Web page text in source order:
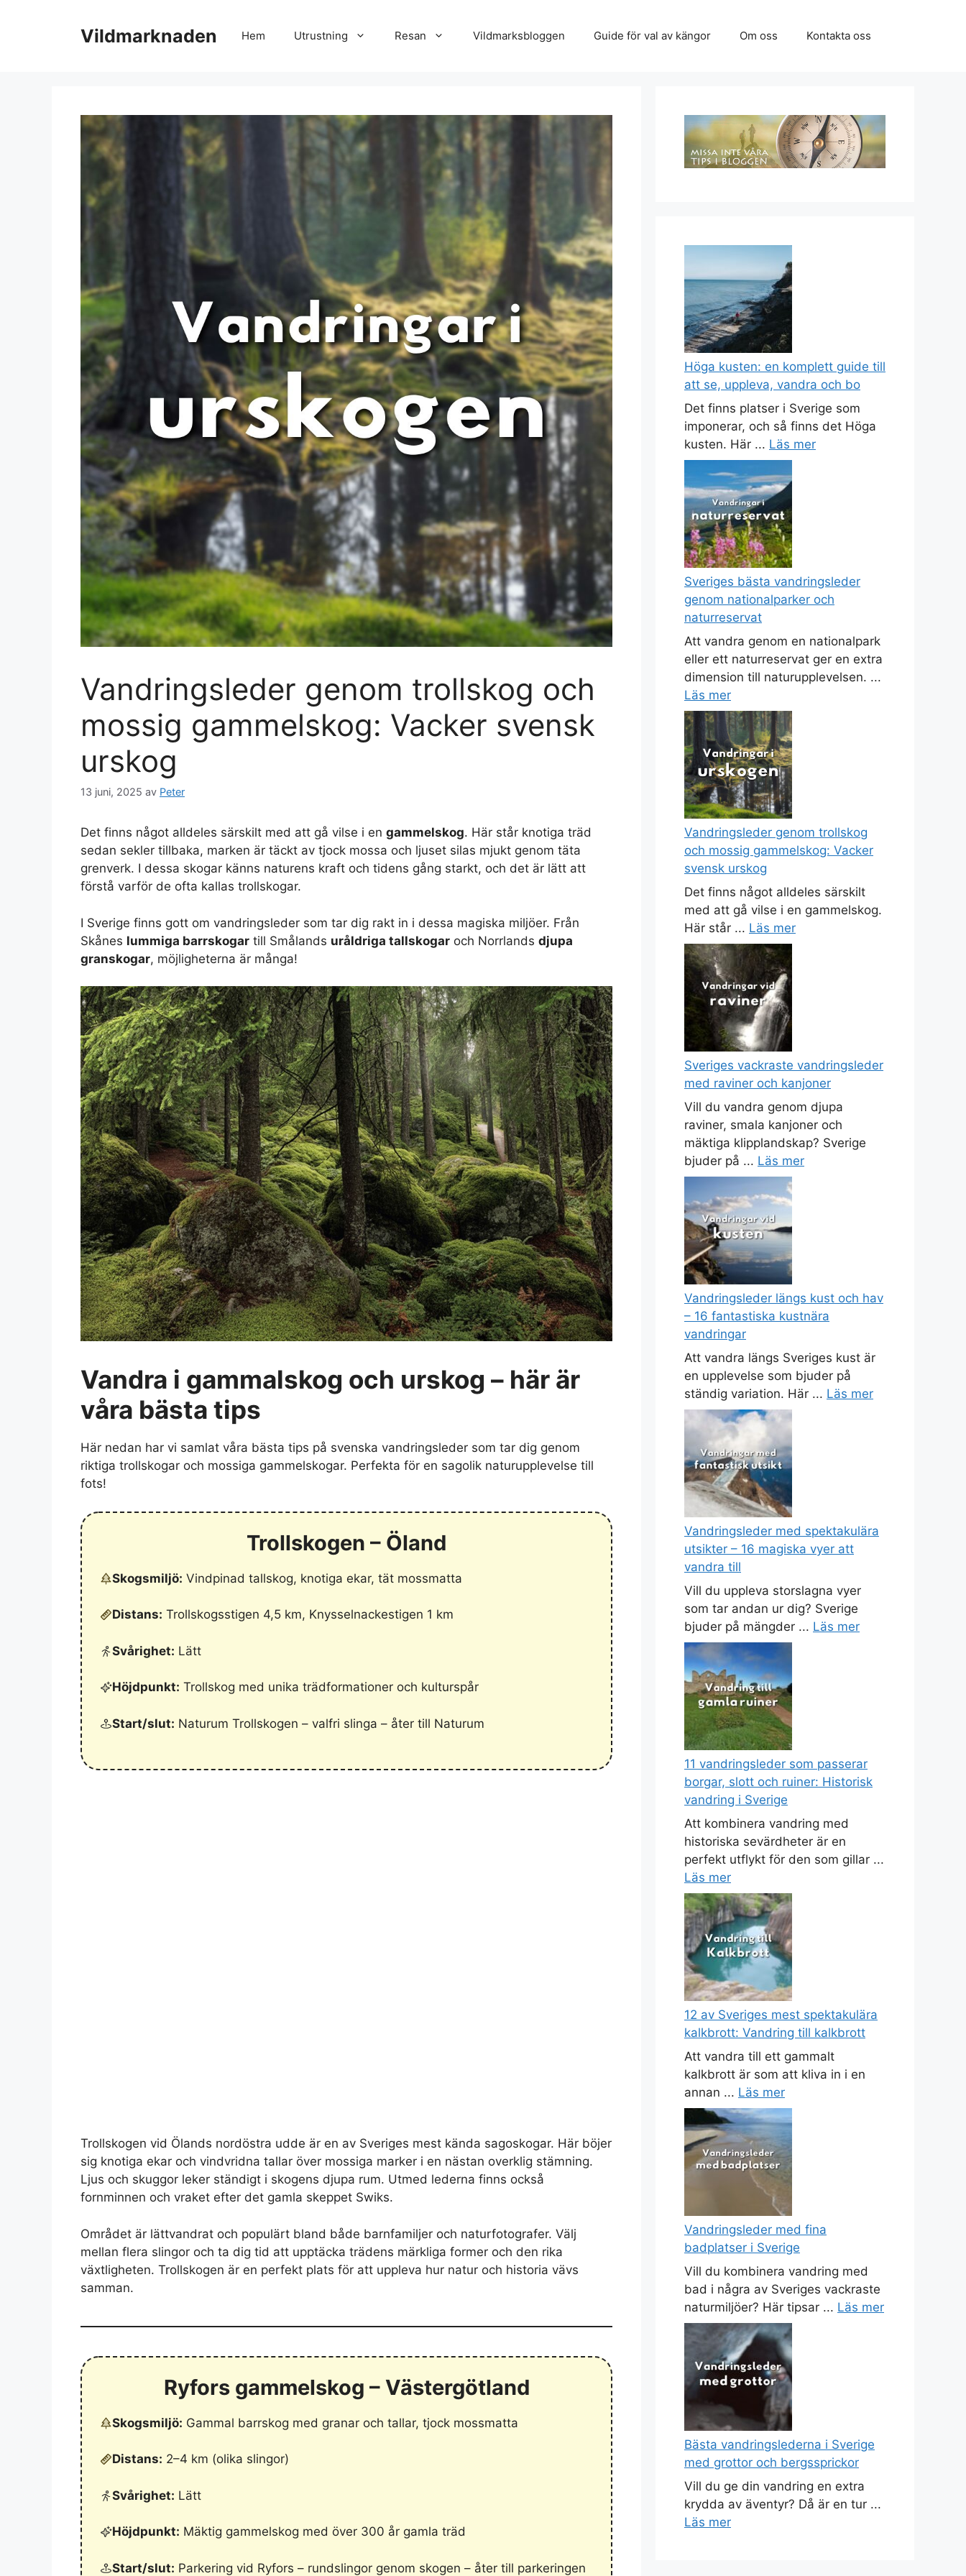
Vildmarknaden Hem Utrustning Resan Vildmarksbloggen Guide för val av kängor Om oss Kontakta oss
Vandringsleder genom trollskog och
mossig gammelskog: Vacker svensk
urskog
13 juni, 2025 av Peter
Det finns något alldeles särskilt med att gå vilse i en gammelskog. Här står knotiga träd
sedan sekler tillbaka, marken är täckt av tjock mossa och ljuset silas mjukt genom täta
grenverk. I dessa skogar känns naturens kraft och tidens gång starkt, och det är lätt att
förstå varför de ofta kallas trollskogar.
I Sverige finns gott om vandringsleder som tar dig rakt in i dessa magiska miljöer. Från
Skånes lummiga barrskogar till Smålands uråldriga tallskogar och Norrlands djupa
granskogar, möjligheterna är många!
Vandra i gammalskog och urskog – här är
våra bästa tips
Här nedan har vi samlat våra bästa tips på svenska vandringsleder som tar dig genom
riktiga trollskogar och mossiga gammelskogar. Perfekta för en sagolik naturupplevelse till
fots!
Trollskogen – Öland
Skogsmiljö: Vindpinad tallskog, knotiga ekar, tät mossmatta
Distans: Trollskogsstigen 4,5 km, Knysselnackestigen 1 km
Svårighet: Lätt
Höjdpunkt: Trollskog med unika trädformationer och kulturspår
Start/slut: Naturum Trollskogen – valfri slinga – åter till Naturum
Trollskogen vid Ölands nordöstra udde är en av Sveriges mest kända sagoskogar. Här böjer
sig knotiga ekar och vindvridna tallar över mossiga marker i en nästan overklig stämning.
Ljus och skuggor leker ständigt i skogens djupa rum. Utmed lederna finns också
fornminnen och vraket efter det gamla skeppet Swiks.
Området är lättvandrat och populärt bland både barnfamiljer och naturfotografer. Välj
mellan flera slingor och ta dig tid att upptäcka trädens märkliga former och den rika
växtligheten. Trollskogen är en perfekt plats för att uppleva hur natur och historia vävs
samman.
Ryfors gammelskog – Västergötland
Skogsmiljö: Gammal barrskog med granar och tallar, tjock mossmatta
Distans: 2–4 km (olika slingor)
Svårighet: Lätt
Höjdpunkt: Mäktig gammelskog med över 300 år gamla träd
Start/slut: Parkering vid Ryfors – rundslingor genom skogen – åter till parkeringen
Höga kusten: en komplett guide till
att se, uppleva, vandra och bo
Det finns platser i Sverige som
imponerar, och så finns det Höga
kusten. Här ... Läs mer
Sveriges bästa vandringsleder
genom nationalparker och
naturreservat
Att vandra genom en nationalpark
eller ett naturreservat ger en extra
dimension till naturupplevelsen. ...
Läs mer
Vandringsleder genom trollskog
och mossig gammelskog: Vacker
svensk urskog
Det finns något alldeles särskilt
med att gå vilse i en gammelskog.
Här står ... Läs mer
Sveriges vackraste vandringsleder
med raviner och kanjoner
Vill du vandra genom djupa
raviner, smala kanjoner och
mäktiga klipplandskap? Sverige
bjuder på ... Läs mer
Vandringsleder längs kust och hav
– 16 fantastiska kustnära
vandringar
Att vandra längs Sveriges kust är
en upplevelse som bjuder på
ständig variation. Här ... Läs mer
Vandringsleder med spektakulära
utsikter – 16 magiska vyer att
vandra till
Vill du uppleva storslagna vyer
som tar andan ur dig? Sverige
bjuder på mängder ... Läs mer
11 vandringsleder som passerar
borgar, slott och ruiner: Historisk
vandring i Sverige
Att kombinera vandring med
historiska sevärdheter är en
perfekt utflykt för den som gillar ...
Läs mer
12 av Sveriges mest spektakulära
kalkbrott: Vandring till kalkbrott
Att vandra till ett gammalt
kalkbrott är som att kliva in i en
annan ... Läs mer
Vandringsleder med fina
badplatser i Sverige
Vill du kombinera vandring med
bad i några av Sveriges vackraste
naturmiljöer? Här tipsar ... Läs mer
Bästa vandringslederna i Sverige
med grottor och bergssprickor
Vill du ge din vandring en extra
krydda av äventyr? Då är en tur ...
Läs mer